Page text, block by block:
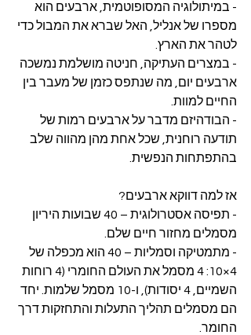
- במיתולוגיה המסופוטמית, ארבעים הוא
מספרו של אנליל, האל שברא את המבול כדי
לטהר את הארץ.
- במצרים העתיקה, חניטה מושלמת נמשכה
ארבעים יום, מה שנתפס כזמן של מעבר בין
החיים למוות.
- הבודהיזם מדבר על ארבעים רמות של
תודעה רוחנית, שכל אחת מהן מהווה שלב
בהתפתחות הנפשית.
אז למה דווקא ארבעים?
- תפיסה אסטרולוגית – 40 שבועות היריון
מסמלים מחזור חיים שלם.
- מתמטיקה וסמליות – 40 הוא מכפלה של
4×10: 4 מסמל את העולם החומרי (4 רוחות
השמיים, 4 יסודות), ו-10 מסמל שלמות. יחד
הם מסמלים תהליך התעלות והתחזקות דרך
החומר.